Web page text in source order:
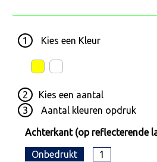
1 Kies een Kleur
2 Kies een aantal
3
Aantal kleuren opdruk
Achterkant (op reflecterende
Onbedrukt 1